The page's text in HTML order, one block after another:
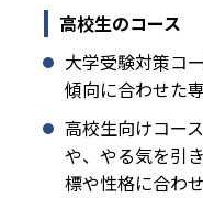
高校生のコース
大学受験対策コ
傾向に合わせた
高校生向けコー
や、やる気を引
標や性格に合わ